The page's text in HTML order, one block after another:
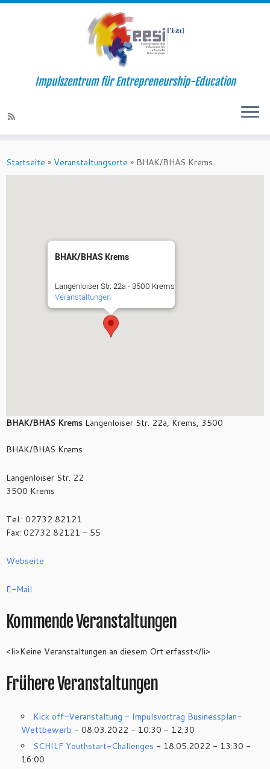
Impulszentrum für Entrepreneurship-Education
Startseite » Veranstaltungsorte » BHAK/BHAS Krems
BHAK/BHAS Krems
Langenloiser Str. 22a - 3500 Krems
Veranstaltungen
BHAK/BHAS Krems Langenloiser Str. 22a, Krems, 3500
BHAK/BHAS Krems
Langenloiser Str. 22
3500 Krems
Tel.: 02732 82121
Fax: 02732 82121 – 55
Webseite
E-Mail
Kommende Veranstaltungen
<li>Keine Veranstaltungen an diesem Ort erfasst</li>
Frühere Veranstaltungen
Kick off-Veranstaltung - Impulsvortrag Businessplan-
Wettbewerb - 08.03.2022 - 10:30 - 12:30
SCHILF Youthstart-Challenges - 18.05.2022 - 13:30 -
16:00